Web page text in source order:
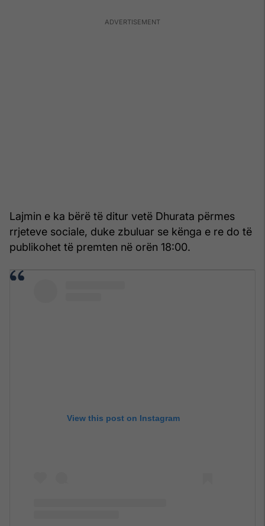
Lajmin e ka bërë të ditur vetë Dhurata përmes
rrjeteve sociale, duke zbuluar se kënga e re do të
publikohet të premten në orën 18:00.
View this post on Instagram